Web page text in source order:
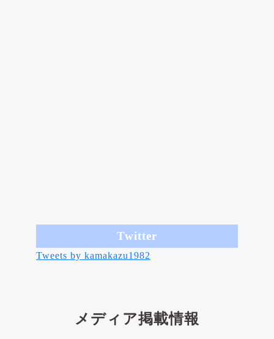
Twitter
Tweets by kamakazu1982
メディア掲載情報